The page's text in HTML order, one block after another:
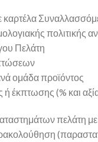
καρτέλα
πολιτικής
Πελάτη
ομάδα προϊόντος
ή έκπτωσης (% και
πελάτη με